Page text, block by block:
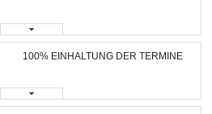
100% EINHALTUNG DER TERMINE